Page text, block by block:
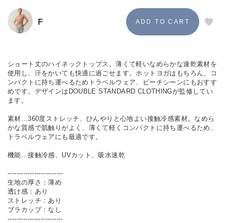
F
ショート丈のハイネックトップス。薄くて軽いなめらかな速乾素材を
使用し、汗をかいても快適に過ごせます。ホットヨガはもちろん、コ
ンパクトに持ち運べるためトラベルウェア、ビーチシーンにもおすす
めです。デザインはDOUBLE STANDARD CLOTHINGが監修してい
ます。
素材…360度ストレッチ、ひんやりと心地よい接触冷感素材。なめら
かな質感で肌触りがよく、薄くて軽くコンパクトに持ち運べるため、
トラベルウェアにも最適です。
機能…接触冷感、UVカット、吸水速乾
-------------------------
生地の厚さ：薄め
透け感：あり
ストレッチ：あり
ブラカップ：なし
-------------------------